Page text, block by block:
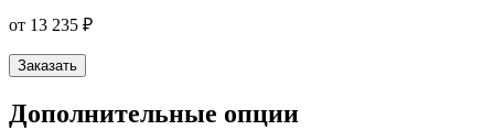
от 13 235 ₽
Заказать
Дополнительные опции